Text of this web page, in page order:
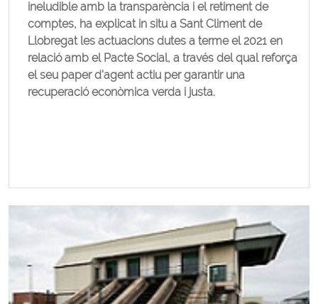
ineludible amb la transparència i el retiment de
comptes, ha explicat in situ a Sant Climent de
Llobregat les actuacions dutes a terme el 2021 en
relació amb el Pacte Social, a través del qual reforça
el seu paper d’agent actiu per garantir una
recuperació econòmica verda i justa.